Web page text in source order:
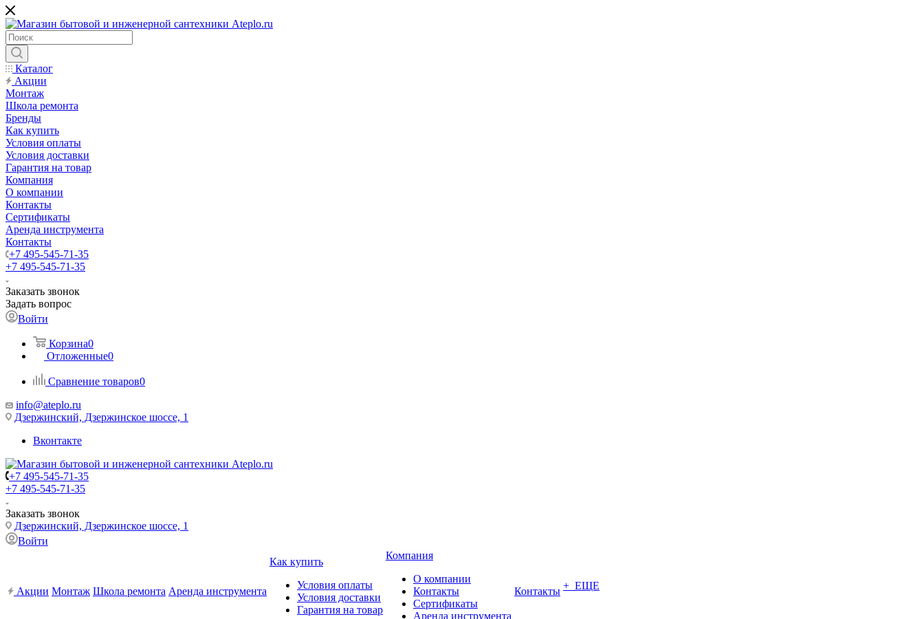
Каталог
Акции
Монтаж
Школа ремонта
Бренды
Как купить
Условия оплаты
Условия доставки
Гарантия на товар
Компания
О компании
Контакты
Сертификаты
Аренда инструмента
Контакты
+7 495-545-71-35
+7 495-545-71-35
Заказать звонок
Задать вопрос
Войти
Корзина0
Отложенные0
Сравнение товаров0
info@ateplo.ru
Дзержинский, Дзержинское шоссе, 1
Вконтакте
+7 495-545-71-35
+7 495-545-71-35
Заказать звонок
Дзержинский, Дзержинское шоссе, 1
Войти
Акции Монтаж Школа ремонта Аренда инструмента
Как купить
Условия оплаты
Условия доставки
Гарантия на товар
Компания
О компании
Контакты
Сертификаты
Аренда инструмента
Контакты + ЕЩЕ